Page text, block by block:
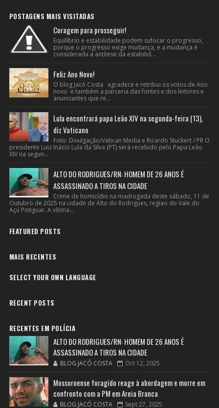
POSTAGENS MAIS VISITADAS
Coragem para prosseguir!
Equilíbrio e estabilidade podem sufocar o progresso,
porque o progresso exige mudança, e a mudança é
considerada a antítese da estabilid...
Feliz Ano Novo!
O blog Jacó Costa agradece e retribui os votos de Ano
novo e também a parceria das fontes e dos leitores e
anunciantes que re...
Lula encontrará papa Leão XIV na segunda-feira (13),
diz Vaticano
Foto: Divulgação/Vatican Media e Ricardo Stuckert / PR O
presidente Luiz Inácio Lula da Silva (PT) será recebido pelo Papa Leão
XIV na segun...
ALTO DO RODRIGUES/RN: HOMEM DE 26 ANOS É
ASSASSINADO A TIROS NA CIDADE
Crime de homicídio na madrugada deste sábado, 11 de
Outubro de 2025 na cidade de Alto do Rodrigues, regiao do Vale do
Açú Potiguar. A vítima...
FEATURED POSTS
MAIS RECENTES
SELECT YOUR OWN LANGUAGE
RECENT POSTS
RECENTES EM POLÍCIA
ALTO DO RODRIGUES/RN: HOMEM DE 26 ANOS É
ASSASSINADO A TIROS NA CIDADE
BLOG JACÓ COSTA Oct 12, 2025
Mossoroense foragido reage à abordagem e morre em
confronto com a PM em Areia Branca
BLOG JACÓ COSTA Sept 27, 2025